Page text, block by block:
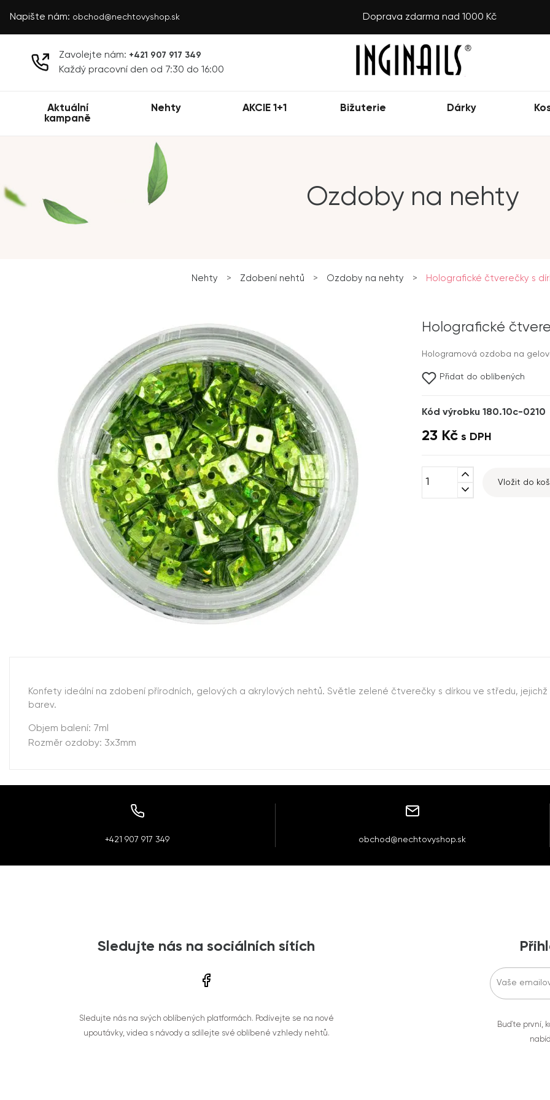
Napište nám: obchod@nechtovyshop.sk Doprava zdarma nad 1000 Kč
Zavolejte nám: +421 907 917 349
Každý pracovní den od 7:30 do 16:00
Aktuální
kampaně
Nehty AKCIE 1+1 Bižuterie Dárky
Ozdoby na nehty
Nehty > Zdobení nehtů > Ozdoby na nehty > Holografické čtverečky s
Holografické
Hologramová ozdoba na
Přidat do oblíbených
Kód výrobku 180.10c-0210
23 Kč s DPH
expand_less
expand_more
Vložit do
Konfety ideální na zdobení přírodních, gelových a akrylových nehtů. Světle zelené čtverečky s dírkou ve středu,
barev.
Objem balení: 7ml
Rozměr ozdoby: 3x3mm
+421 907 917 349 obchod@nechtovyshop.sk
Sledujte nás na sociálních sítích
Sledujte nás na svých oblíbených platformách. Podívejte se na nové
upoutávky, videa s návody a sdílejte své oblíbené vzhledy nehtů.
Buďte první,